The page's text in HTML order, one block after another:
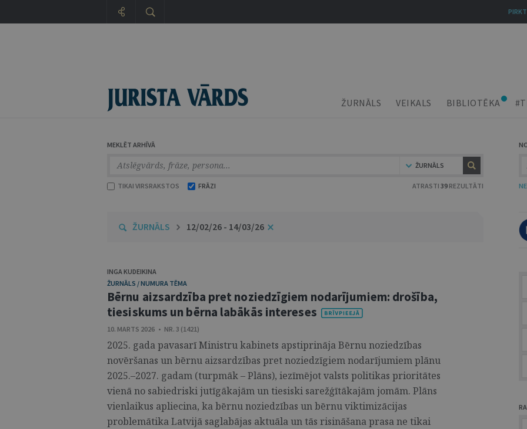
ŽURNĀLS VEIKALS BIBLIOTĒKA
MEKLĒT ARHĪVĀ
ŽURNĀLS
TIKAI VIRSRAKSTOS FRĀZI ATRASTI 39 REZULTĀTI
ŽURNĀLS 12/02/26 - 14/03/26
INGA KUDEIKINA
ŽURNĀLS / NUMURA TĒMA
Bērnu aizsardzība pret noziedzīgiem nodarījumiem: drošība,
tiesiskums un bērna labākās intereses
10. MARTS 2026 • NR. 3 (1421)
2025. gada pavasarī Ministru kabinets apstiprināja Bērnu noziedzības
novēršanas un bērnu aizsardzības pret noziedzīgiem nodarījumiem plānu
2025.–2027. gadam (turpmāk – Plāns), iezīmējot valsts politikas prioritātes
vienā no sabiedriski jutīgākajām un tiesiski sarežģītākajām jomām. Plāns
vienlaikus apliecina, ka bērnu noziedzības un bērnu viktimizācijas
problemātika Latvijā saglabājas aktuāla un tās risināšana prasa ne tikai
PIRKT